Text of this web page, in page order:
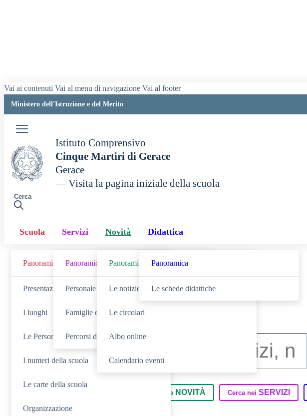
Vai ai contenuti Vai al menu di navigazione Vai al footer
Ministero dell'Istruzione e del Merito
Istituto Comprensivo
Cinque Martiri di Gerace
Gerace
— Visita la pagina iniziale della scuola
Cerca
Scuola
Panoramica
Presentazione
I luoghi
Le Persone
I numeri della scuola
Le carte della scuola
Organizzazione
Servizi
Panoramica
Personale scolastico
Famiglie e studenti
Percorsi di studio
Novità
Panoramica
Le notizie
Le circolari
Albo online
Calendario eventi
Didattica
Panoramica
Le schede didattiche
Cerca
Cerca tra le NOVITÀ Cerca nei SERVIZI